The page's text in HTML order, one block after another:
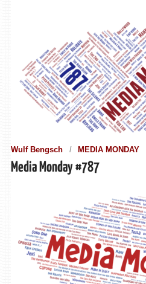
Wulf Bengsch MEDIA MONDAY
Media Monday #787